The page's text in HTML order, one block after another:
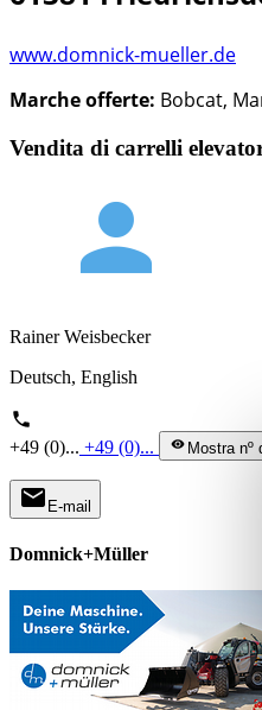
www.domnick-mueller.de
Marche offerte: Bobcat,
Vendita di carrelli
person
Rainer Weisbecker
Deutsch, English
phone
+49 (0)... +49 (0)... visibility Mostra nº
mail E-mail
Domnick+Müller